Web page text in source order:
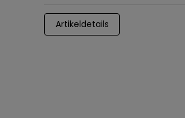
Artikeldetails